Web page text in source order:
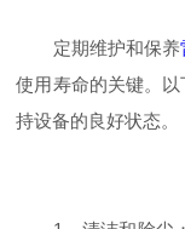
定期维护和保养
使用寿命的关键。
持设备的良好状态。